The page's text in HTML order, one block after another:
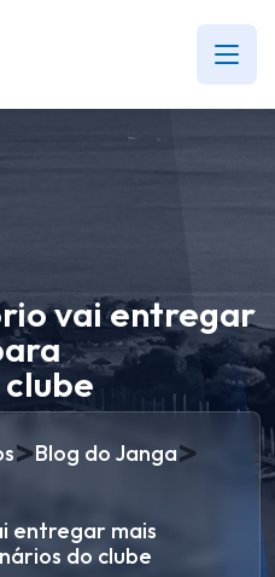
vai entregar
>Blog do Janga>
entregar mais
do clube